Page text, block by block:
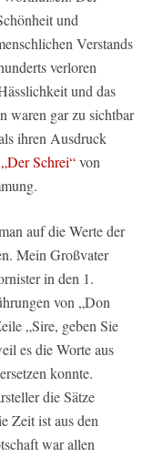
und
Verstands
verloren
und das
waren gar zu sichtbar
ihren Ausdruck
„Der Schrei“von
auf die Werte der
Mein Großvater
in den 1.
von „Don
„Sire, geben Sie
es die Worte aus
konnte.
die Sätze
Zeit ist aus den
war allen